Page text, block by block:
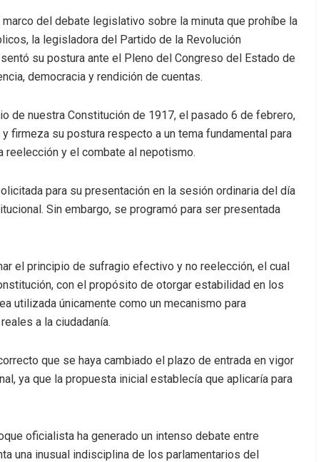
del debate legislativo sobre la minuta que prohíbe la
la legisladora del Partido de la Revolución
su postura ante el Pleno del Congreso del Estado de
democracia y rendición de cuentas.
de nuestra Constitución de 1917, el pasado 6 de febrero,
firmeza su postura respecto a un tema fundamental para
reelección y el combate al nepotismo.
para su presentación en la sesión ordinaria del día
Sin embargo, se programó para ser presentada
el principio de sufragio efectivo y no reelección, el cual
con el propósito de otorgar estabilidad en los
utilizada únicamente como un mecanismo para
a la ciudadanía.
que se haya cambiado el plazo de entrada en vigor
ya que la propuesta inicial establecía que aplicaría para
oficialista ha generado un intenso debate entre
una inusual indisciplina de los parlamentarios del